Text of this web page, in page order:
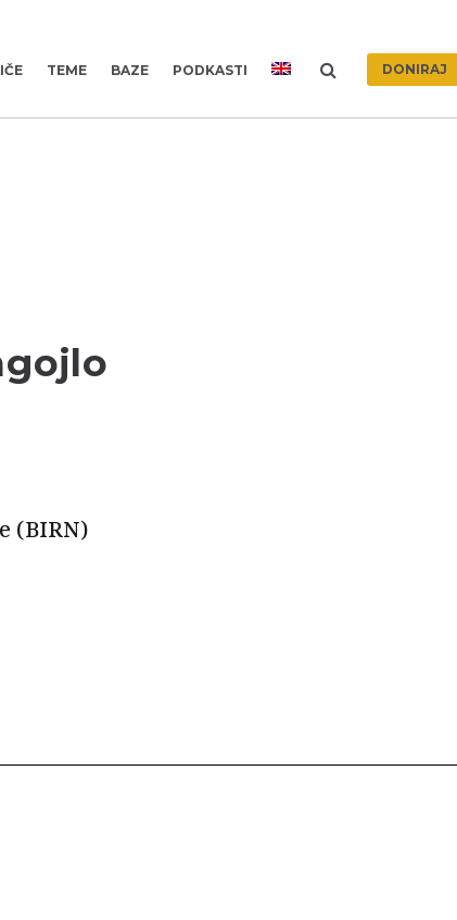
TEME BAZE PODKASTI DONIRAJ
(BIRN)